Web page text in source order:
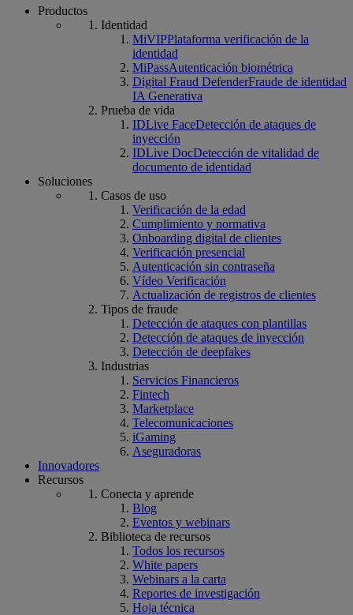
Productos
Identidad
MiVIPPlataforma verificación de la
identidad
MiPassAutenticación biométrica
Digital Fraud DefenderFraude de identidad
IA Generativa
Prueba de vida
IDLive FaceDetección de ataques de
inyección
IDLive DocDetección de vitalidad de
documento de identidad
Soluciones
Casos de uso
Verificación de la edad
Cumplimiento y normativa
Onboarding digital de clientes
Verificación presencial
Autenticación sin contraseña
Vídeo Verificación
Actualización de registros de clientes
Tipos de fraude
Detección de ataques con plantillas
Detección de ataques de inyección
Detección de deepfakes
Industrias
Servicios Financieros
Fintech
Marketplace
Telecomunicaciones
iGaming
Aseguradoras
Innovadores
Recursos
Conecta y aprende
Blog
Eventos y webinars
Biblioteca de recursos
Todos los recursos
White papers
Webinars a la carta
Reportes de investigación
Hoja técnica